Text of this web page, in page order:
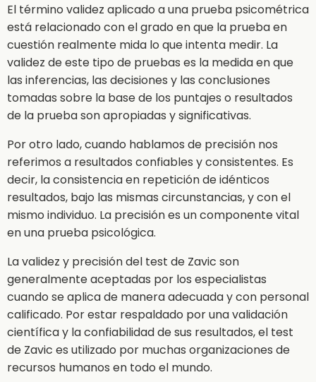
El término validez aplicado a una prueba psicométrica
está relacionado con el grado en que la prueba en
cuestión realmente mida lo que intenta medir. La
validez de este tipo de pruebas es la medida en que
las inferencias, las decisiones y las conclusiones
tomadas sobre la base de los puntajes o resultados
de la prueba son apropiadas y significativas.
Por otro lado, cuando hablamos de precisión nos
referimos a resultados confiables y consistentes. Es
decir, la consistencia en repetición de idénticos
resultados, bajo las mismas circunstancias, y con el
mismo individuo. La precisión es un componente vital
en una prueba psicológica.
La validez y precisión del test de Zavic son
generalmente aceptadas por los especialistas
cuando se aplica de manera adecuada y con personal
calificado. Por estar respaldado por una validación
científica y la confiabilidad de sus resultados, el test
de Zavic es utilizado por muchas organizaciones de
recursos humanos en todo el mundo.